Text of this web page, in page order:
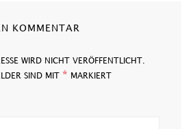
KOMMENTAR
WIRD NICHT VERÖFFENTLICHT.
SIND MIT * MARKIERT